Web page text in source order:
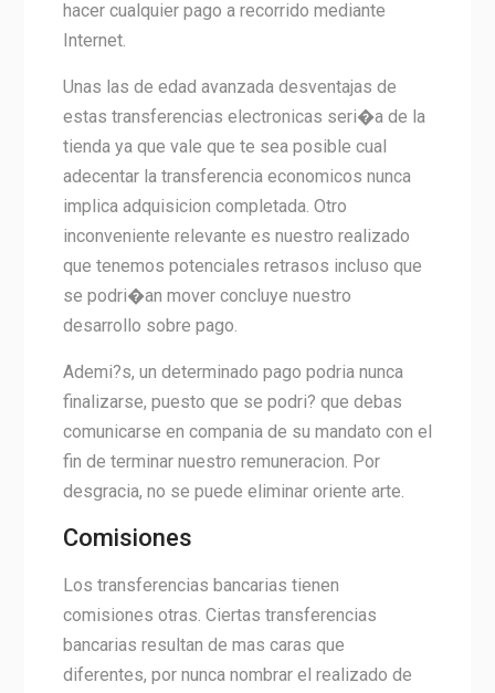
hacer cualquier pago a recorrido mediante
Internet.
Unas las de edad avanzada desventajas de
estas transferencias electronicas seri�a de la
tienda ya que vale que te sea posible cual
adecentar la transferencia economicos nunca
implica adquisicion completada. Otro
inconveniente relevante es nuestro realizado
que tenemos potenciales retrasos incluso que
se podri�an mover concluye nuestro
desarrollo sobre pago.
Ademi?s, un determinado pago podria nunca
finalizarse, puesto que se podri? que debas
comunicarse en compania de su mandato con el
fin de terminar nuestro remuneracion. Por
desgracia, no se puede eliminar oriente arte.
Comisiones
Los transferencias bancarias tienen
comisiones otras. Ciertas transferencias
bancarias resultan de mas caras que
diferentes, por nunca nombrar el realizado de